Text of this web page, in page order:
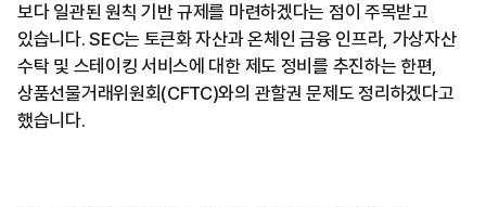
보다 일관된 원칙 기반 규제를 마련하겠다는 점이 주목받고
있습니다. SEC는 토큰화 자산과 온체인 금융 인프라, 가상자산
수탁 및 스테이킹 서비스에 대한 제도 정비를 추진하는 한편,
상품선물거래위원회(CFTC)와의 관할권 문제도 정리하겠다고
했습니다.